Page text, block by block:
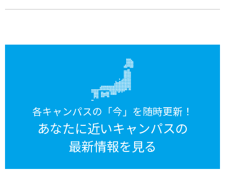
各キャンパスの「今」を随時更新！
あなたに近いキャンパスの
最新情報を見る